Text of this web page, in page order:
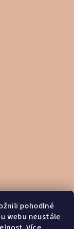
pohodlné
webu neustále